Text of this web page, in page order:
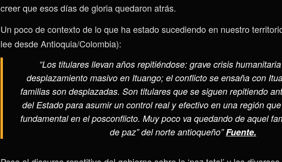
creer que esos días de gloria quedaron atrás.
Un poco de contexto de lo que ha estado sucediendo en nuestro
lee desde Antioquia/Colombia):
“Los titulares llevan años repitiéndose: grave crisis
desplazamiento masivo en Ituango; el conflicto se ensaña con
familias son desplazadas. Son titulares que se siguen repitiendo
del Estado para asumir un control real y efectivo en una región
fundamental en el posconflicto. Muy poco va quedando de aquel
de paz” del norte antioqueño” Fuente.